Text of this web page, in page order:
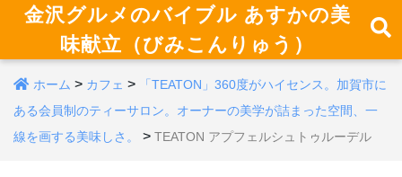
金沢グルメのバイブル あすかの美
味献立（びみこんりゅう）
ホーム > カフェ >
「TEATON」360度がハイセンス。加賀市に
ある会員制のティーサロン。オーナーの美学が詰まった空間、一
線を画する美味しさ。
> TEATON アプフェルシュトゥルーデル